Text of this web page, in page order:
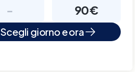
- 90€
Scegli giorno e ora